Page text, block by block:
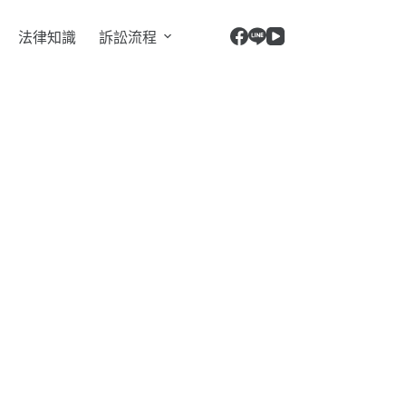
法律知識 訴訟流程